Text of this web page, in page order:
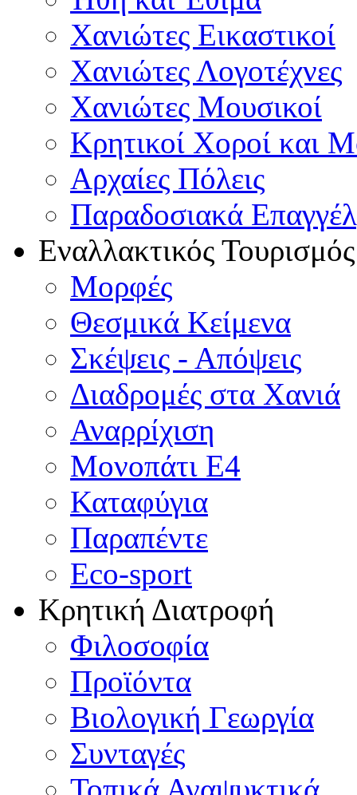
Χανιώτες Εικαστικοί
Χανιώτες Λογοτέχνες
Χανιώτες Μουσικοί
Κρητικοί Χοροί και
Αρχαίες Πόλεις
Παραδοσιακά
Εναλλακτικός Τουρισμός
Μορφές
Θεσμικά Κείμενα
Σκέψεις - Απόψεις
Διαδρομές στα Χανιά
Αναρρίχιση
Μονοπάτι Ε4
Καταφύγια
Παραπέντε
Eco-sport
Κρητική Διατροφή
Φιλοσοφία
Προϊόντα
Βιολογική Γεωργία
Συνταγές